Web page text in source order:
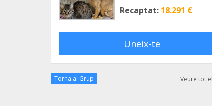
Recaptat: 18.291 €
Uneix-te
Torna al Grup Veure tot